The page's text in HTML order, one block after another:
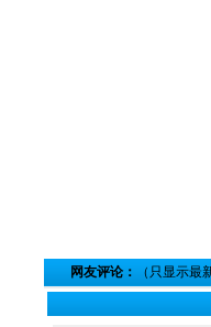
网友评论： （只显示